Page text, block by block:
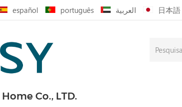
español português العربية 日本語
Co., LTD.